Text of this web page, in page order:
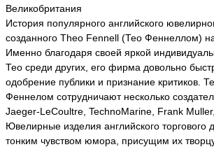
Великобритания
История популярного английского
созданного Theo Fennell (Тео Феннеллом)
Именно благодаря своей яркой
Тео среди других, его фирма довольно
одобрение публики и признание критиков.
Феннелом сотрудничают несколько
Jaeger-LeCoultre, TechnoMarine, Frank
Ювелирные изделия английского торгового
тонким чувством юмора, присущим их